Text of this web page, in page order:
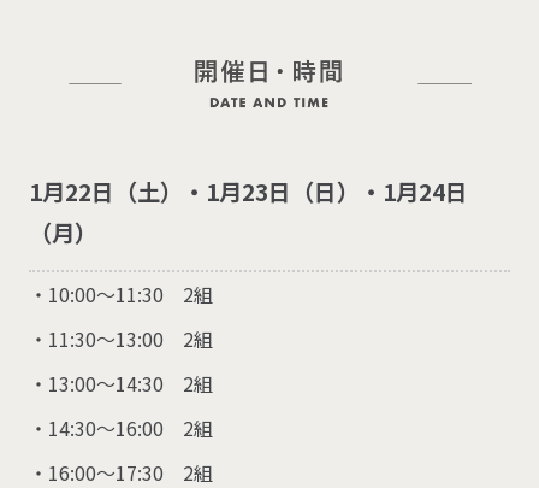
1月22日（土）・1月23日（日）・1月24日
（月）
10:00～11:30 2組
11:30～13:00 2組
13:00～14:30 2組
14:30～16:00 2組
16:00～17:30 2組